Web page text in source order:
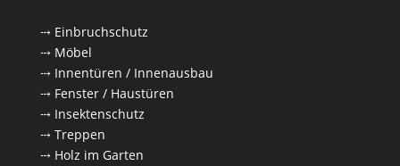
⤏ Einbruchschutz
⤏ Möbel
⤏ Innentüren / Innenausbau
⤏ Fenster / Haustüren
⤏ Insektenschutz
⤏ Treppen
⤏ Holz im Garten